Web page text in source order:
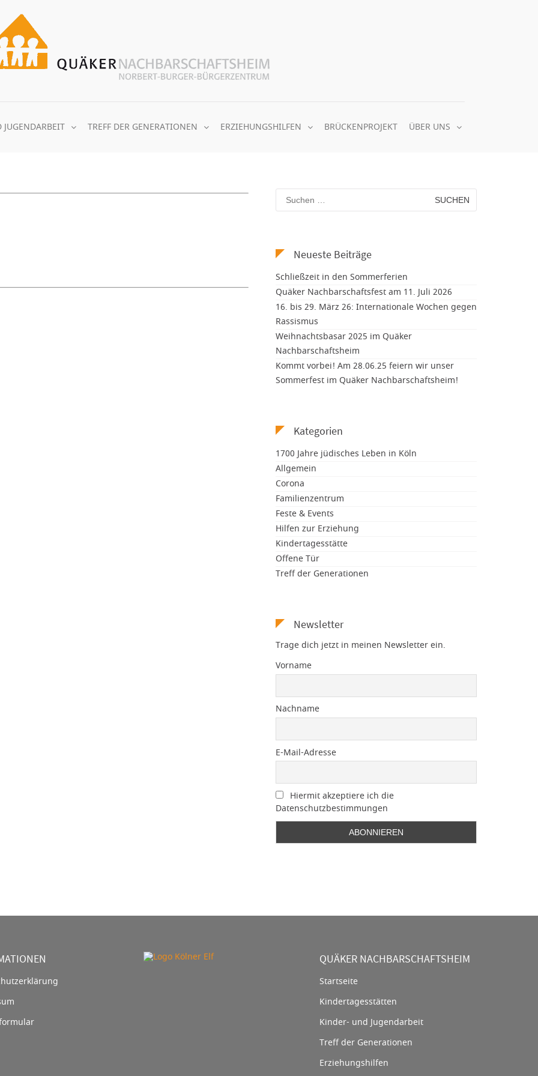
TREFF DER GENERATIONEN ERZIEHUNGSHILFEN BRÜCKENPROJEKT ÜBER UNS
Suchen
nach:
Neueste Beiträge
Schließzeit in den Sommerferien
Quäker Nachbarschaftsfest am 11. Juli 2026
16. bis 29. März 26: Internationale Wochen gegen
Rassismus
Weihnachtsbasar 2025 im Quäker
Nachbarschaftsheim
Kommt vorbei! Am 28.06.25 feiern wir unser
Sommerfest im Quäker Nachbarschaftsheim!
Kategorien
1700 Jahre jüdisches Leben in Köln
Allgemein
Corona
Familienzentrum
Feste & Events
Hilfen zur Erziehung
Kindertagesstätte
Offene Tür
Treff der Generationen
Newsletter
Trage dich jetzt in meinen Newsletter ein.
Vorname
Nachname
E-Mail-Adresse
Hiermit akzeptiere ich die
Datenschutzbestimmungen
QUÄKER NACHBARSCHAFTSHEIM
Startseite
Kindertagesstätten
Kinder- und Jugendarbeit
Treff der Generationen
Erziehungshilfen